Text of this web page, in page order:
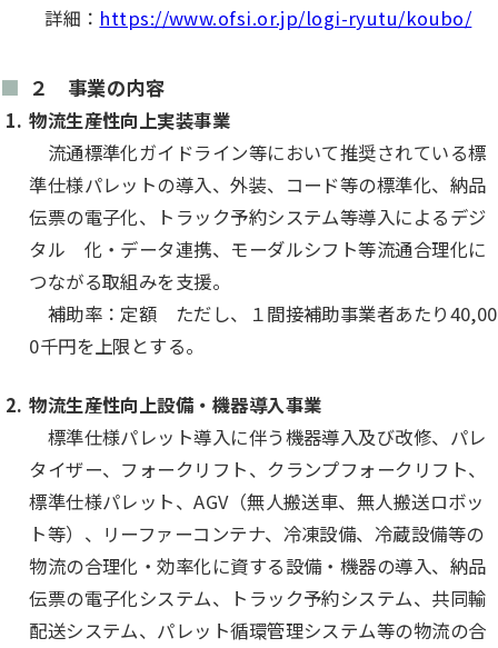
詳細： https://www.ofsi.or.jp/logi-ryutu/koubo/
２ 事業の内容
物流生産性向上実装事業
流通標準化ガイドライン等において推奨されている標
準仕様パレットの導入、外装、コード等の標準化、納品
伝票の電子化、トラック予約システム等導入によるデジ
タル 化・データ連携、モーダルシフト等流通合理化に
つながる取組みを支援。
補助率：定額 ただし、１間接補助事業者あたり40,00
0千円を上限とする。
物流生産性向上設備・機器導入事業
標準仕様パレット導入に伴う機器導入及び改修、パレ
タイザー、フォークリフト、クランプフォークリフト、
標準仕様パレット、AGV（無人搬送車、無人搬送ロボッ
ト等）、リーファーコンテナ、冷凍設備、冷蔵設備等の
物流の合理化・効率化に資する設備・機器の導入、納品
伝票の電子化システム、トラック予約システム、共同輸
配送システム、パレット循環管理システム等の物流の合